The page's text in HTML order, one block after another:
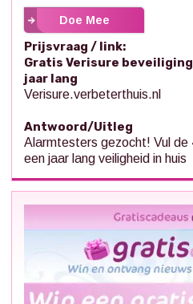
Doe Mee
Prijsvraag / link:
Gratis Verisure
jaar lang
Verisure.verbeterthuis.nl
Antwoord/Uitleg
Alarmtesters gezocht! Vul de
een jaar lang veiligheid in huis